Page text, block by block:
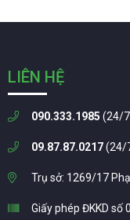
LIÊN HỆ
090.333.1985 (24/
09.87.87.0217(24/
Trụ sở: 1269/17
Giấy phép ĐKKD